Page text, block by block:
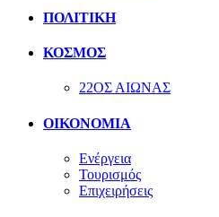
ΠΟΛΙΤΙΚΗ
ΚΟΣΜΟΣ
22ΟΣ ΑΙΩΝΑΣ
ΟΙΚΟΝΟΜΙΑ
Ενέργεια
Τουρισμός
Επιχειρήσεις